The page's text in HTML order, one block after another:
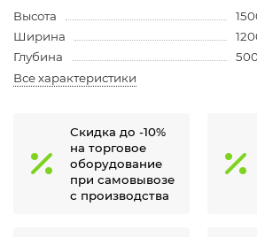
Высота
Ширина
Глубина
Все характеристики
Скидка до -10%
на торговое
оборудование
при самовывозе
с производства